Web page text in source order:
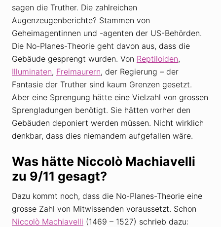
sagen die Truther. Die zahlreichen
Augenzeugenberichte? Stammen von
Geheimagentinnen und -agenten der US-Behörden.
Die No-Planes-Theorie geht davon aus, dass die
Gebäude gesprengt wurden. Von Reptiloiden,
Illuminaten, Freimaurern, der Regierung – der
Fantasie der Truther sind kaum Grenzen gesetzt.
Aber eine Sprengung hätte eine Vielzahl von grossen
Sprengladungen benötigt. Sie hätten vorher den
Gebäuden deponiert werden müssen. Nicht wirklich
denkbar, dass dies niemandem aufgefallen wäre.
Was hätte Niccolò Machiavelli
zu 9/11 gesagt?
Dazu kommt noch, dass die No-Planes-Theorie eine
grosse Zahl von Mitwissenden voraussetzt. Schon
Niccolò Machiavelli (1469 – 1527) schrieb dazu: